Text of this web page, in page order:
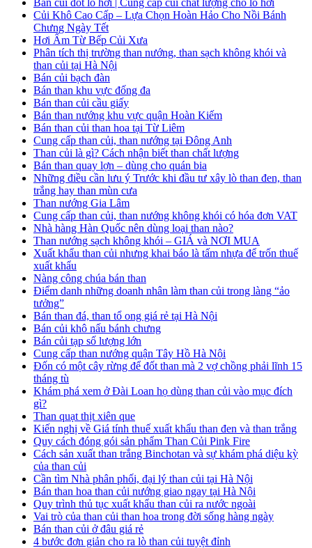
Bán củi đốt lò hơi | Cung cấp củi chất lượng cho lò hơi
Củi Khô Cao Cấp – Lựa Chọn Hoàn Hảo Cho Nồi Bánh
Chưng Ngày Tết
Hơi Ấm Từ Bếp Củi Xưa
Phân tích thị trường than nướng, than sạch không khói và
than củi tại Hà Nội
Bán củi bạch đàn
Bán than khu vực đống đa
Bán than củi cầu giấy
Bán than nướng khu vực quận Hoàn Kiếm
Bán than củi than hoa tại Từ Liêm
Cung cấp than củi, than nướng tại Đông Anh
Than củi là gì? Cách nhận biết than chất lượng
Bán than quay lợn – dùng cho quán bia
Những điều cần lưu ý Trước khi đầu tư xây lò than đen, than
trắng hay than mùn cưa
Than nướng Gia Lâm
Cung cấp than củi, than nướng không khói có hóa đơn VAT
Nhà hàng Hàn Quốc nên dùng loại than nào?
Than nướng sạch không khói – GIÁ và NƠI MUA
Xuất khẩu than củi nhưng khai báo là tấm nhựa để trốn thuế
xuất khẩu
Nàng công chúa bán than
Điểm danh những doanh nhân làm than củi trong làng “ảo
tưởng”
Bán than đá, than tổ ong giá rẻ tại Hà Nội
Bán củi khô nấu bánh chưng
Bán củi tạp số lượng lớn
Cung cấp than nướng quận Tây Hồ Hà Nội
Đốn có một cây rừng để đốt than mà 2 vợ chồng phải lĩnh 15
tháng tù
Khám phá xem ở Đài Loan họ dùng than củi vào mục đích
gì?
Than quạt thịt xiên que
Kiến nghị về Giá tính thuế xuất khẩu than đen và than trắng
Quy cách đóng gói sản phẩm Than Củi Pink Fire
Cách sản xuất than trắng Binchotan và sự khám phá diệu kỳ
của than củi
Cần tìm Nhà phân phối, đại lý than củi tại Hà Nội
Bán than hoa than củi nướng giao ngay tại Hà Nội
Quy trình thủ tục xuất khẩu than củi ra nước ngoài
Vai trò của than củi than hoa trong đời sống hàng ngày
Bán than củi ở đâu giá rẻ
4 bước đơn giản cho ra lò than củi tuyệt đỉnh